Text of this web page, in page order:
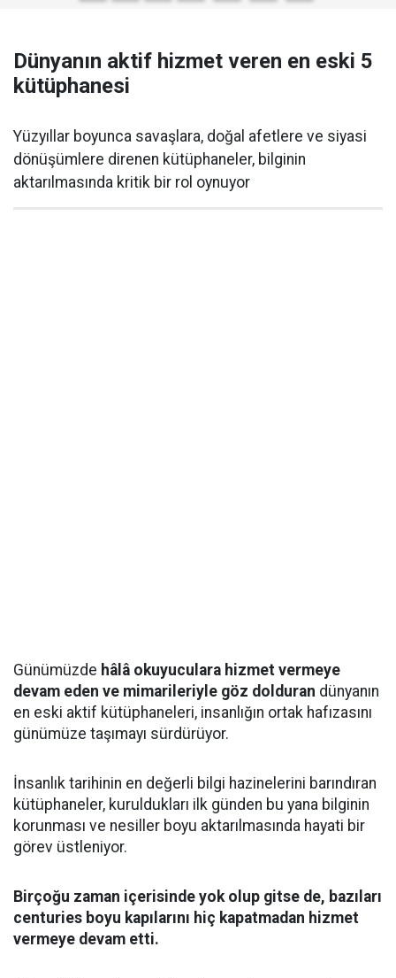
Dünyanın aktif hizmet veren en eski 5
kütüphanesi
Yüzyıllar boyunca savaşlara, doğal afetlere ve siyasi
dönüşümlere direnen kütüphaneler, bilginin
aktarılmasında kritik bir rol oynuyor
Günümüzde hâlâ okuyuculara hizmet vermeye
devam eden ve mimarileriyle göz dolduran dünyanın
en eski aktif kütüphaneleri, insanlığın ortak hafızasını
günümüze taşımayı sürdürüyor.
İnsanlık tarihinin en değerli bilgi hazinelerini barındıran
kütüphaneler, kuruldukları ilk günden bu yana bilginin
korunması ve nesiller boyu aktarılmasında hayati bir
görev üstleniyor.
Birçoğu zaman içerisinde yok olup gitse de, bazıları
centuries boyu kapılarını hiç kapatmadan hizmet
vermeye devam etti.